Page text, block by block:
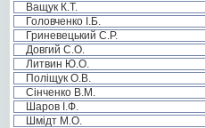
Ващук К.Т.
Головченко І.Б.
Гриневецький С.Р.
Довгий С.О.
Литвин Ю.О.
Поліщук О.В.
Сінченко В.М.
Шаров І.Ф.
Шмідт М.О.